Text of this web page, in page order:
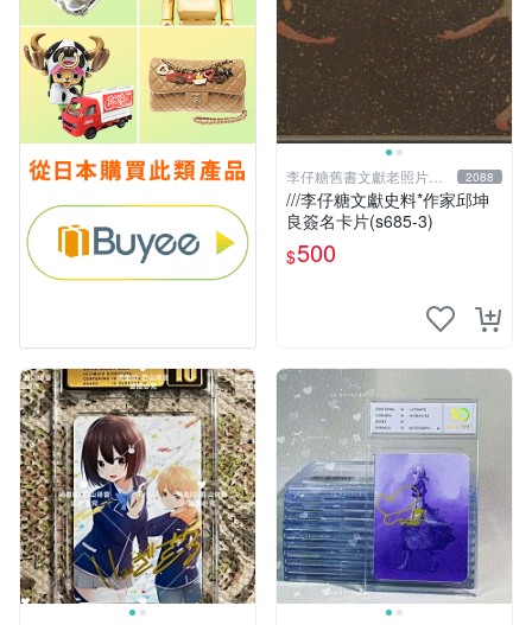
李仔糖舊書文獻老照片名
人收藏館
2088
///李仔糖文獻史料*作家邱坤
良簽名卡片(s685-3)
$500